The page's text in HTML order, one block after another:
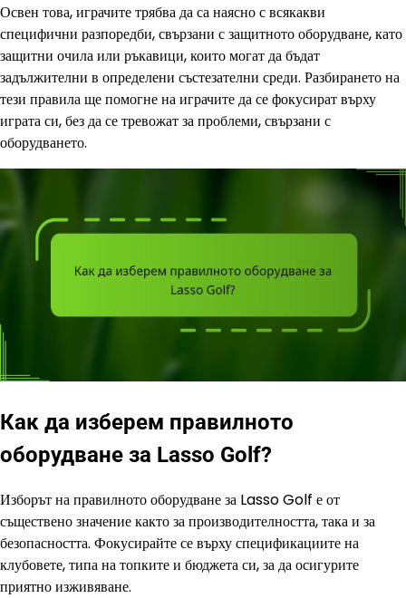
Освен това, играчите трябва да са наясно с всякакви
специфични разпоредби, свързани с защитното оборудване, като
защитни очила или ръкавици, които могат да бъдат
задължителни в определени състезателни среди. Разбирането на
тези правила ще помогне на играчите да се фокусират върху
играта си, без да се тревожат за проблеми, свързани с
оборудването.
Как да изберем правилното
оборудване за Lasso Golf?
Изборът на правилното оборудване за Lasso Golf е от
съществено значение както за производителността, така и за
безопасността. Фокусирайте се върху спецификациите на
клубовете, типа на топките и бюджета си, за да осигурите
приятно изживяване.